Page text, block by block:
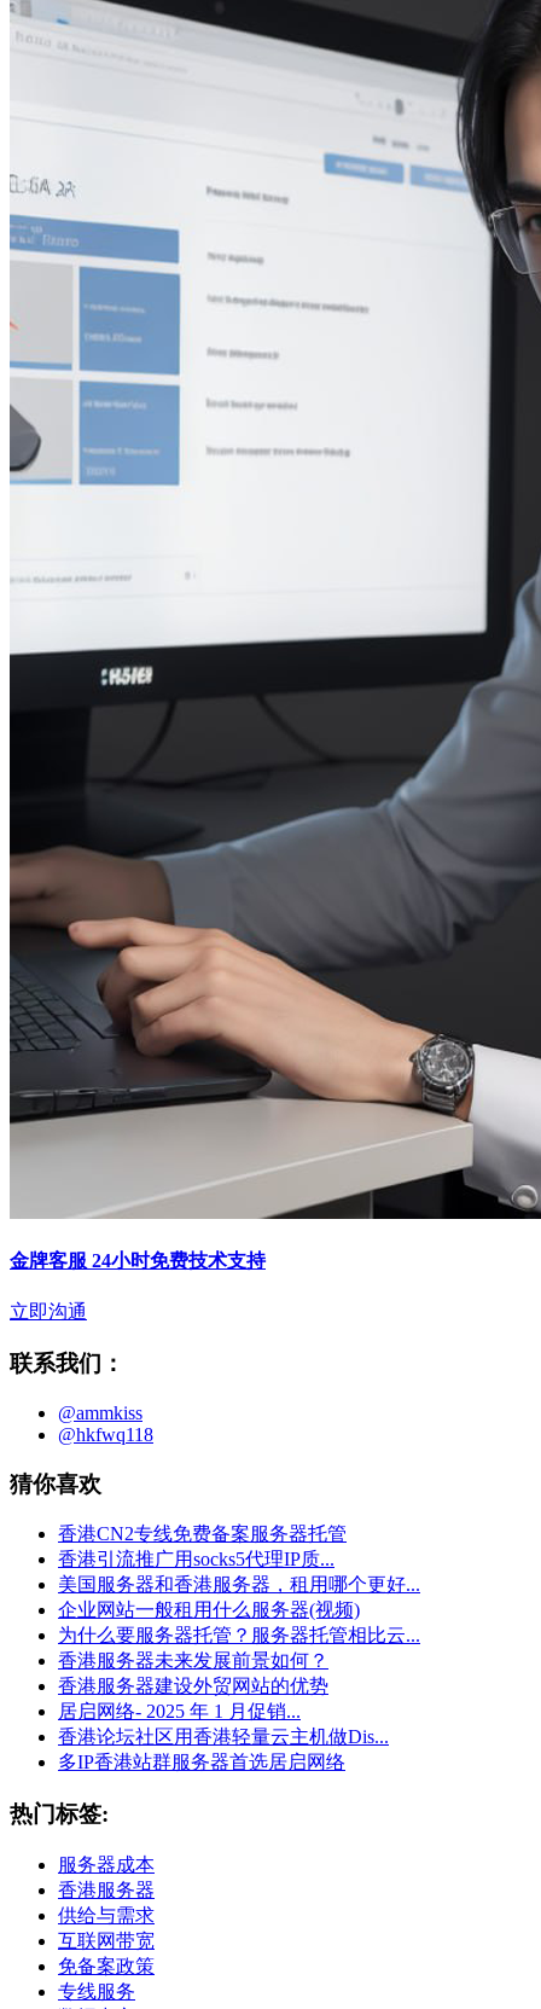
金牌客服 24小时免费技术支持
立即沟通
联系我们：
@ammkiss
@hkfwq118
猜你喜欢
香港CN2专线免费备案服务器托管
香港引流推广用socks5代理IP质...
美国服务器和香港服务器，租用哪个更好...
企业网站一般租用什么服务器(视频)
为什么要服务器托管？服务器托管相比云...
香港服务器未来发展前景如何？
香港服务器建设外贸网站的优势
居启网络- 2025 年 1 月促销...
香港论坛社区用香港轻量云主机做Dis...
多IP香港站群服务器首选居启网络
热门标签:
服务器成本
香港服务器
供给与需求
互联网带宽
免备案政策
专线服务